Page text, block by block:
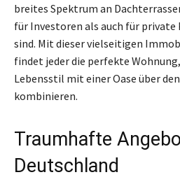
breites Spektrum an
für Investoren als auch für private
sind. Mit dieser vielseitigen
findet jeder die perfekte
Lebensstil mit einer Oase über
kombinieren.
Traumhafte
Deutschland